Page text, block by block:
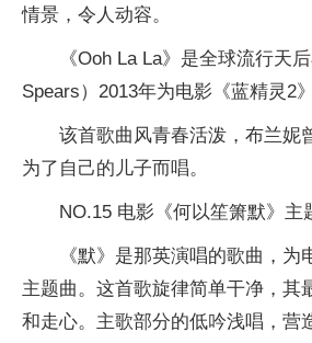
情景，令人动容。
《Ooh La La》是全球流行天
Spears）2013年为电影《蓝精灵2
该首歌曲风青春活泼，布兰妮
为了自己的儿子而唱。
NO.15 电影《何以笙箫默》主
《默》是那英演唱的歌曲，为
主题曲。这首歌旋律简单干净，其
和走心。主歌部分的低吟浅唱，营